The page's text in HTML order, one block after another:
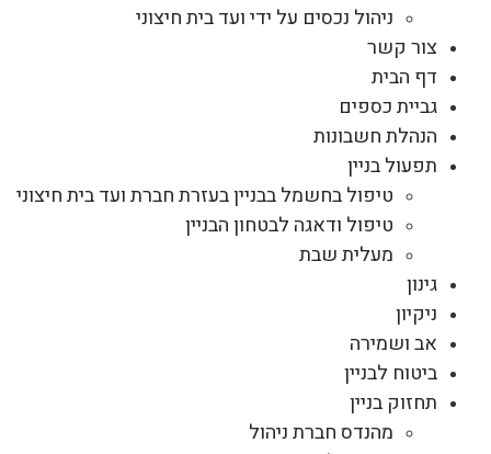
ניהול נכסים על ידי ועד בית חיצוני
צור קשר
דף הבית
גביית כספים
הנהלת חשבונות
תפעול בניין
טיפול בחשמל בבניין בעזרת חברת ועד בית חיצוני
טיפול ודאגה לבטחון הבניין
מעלית שבת
גינון
ניקיון
אב ושמירה
ביטוח לבניין
תחזוק בניין
מהנדס חברת ניהול